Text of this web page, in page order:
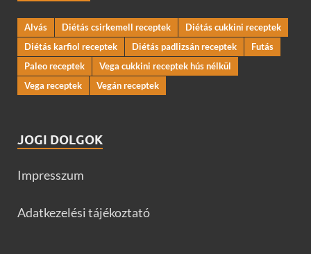
Alvás Diétás csirkemell receptek
Diétás cukkini receptek
Diétás karfiol receptek
Diétás padlizsán receptek
Futás
Paleo receptek
Vega cukkini receptek hús nélkül
Vega receptek
Vegán receptek
JOGI DOLGOK
Impresszum
Adatkezelési tájékoztató